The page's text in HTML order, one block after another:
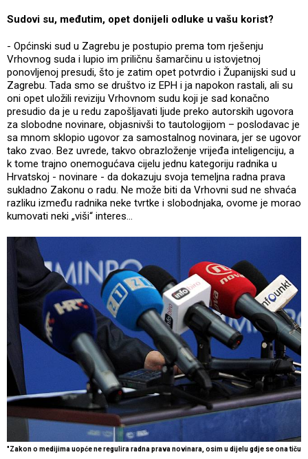
Sudovi su, međutim, opet donijeli odluke u vašu korist?
- Općinski sud u Zagrebu je postupio prema tom rješenju
Vrhovnog suda i lupio im priličnu šamarčinu u istovjetnoj
ponovljenoj presudi, što je zatim opet potvrdio i Županijski sud u
Zagrebu. Tada smo se društvo iz EPH i ja napokon rastali, ali su
oni opet uložili reviziju Vrhovnom sudu koji je sad konačno
presudio da je u redu zapošljavati ljude preko autorskih ugovora
za slobodne novinare, objasnivši to tautologijom – poslodavac je
sa mnom sklopio ugovor za samostalnog novinara, jer se ugovor
tako zvao. Bez uvrede, takvo obrazloženje vrijeđa inteligenciju, a
k tome trajno onemogućava cijelu jednu kategoriju radnika u
Hrvatskoj - novinare - da dokazuju svoja temeljna radna prava
sukladno Zakonu o radu. Ne može biti da Vrhovni sud ne shvaća
razliku između radnika neke tvrtke i slobodnjaka, ovome je morao
kumovati neki „viši“ interes...
"Zakon o medijima uopće ne regulira radna prava novinara, osim u dijelu gdje se ona tiču